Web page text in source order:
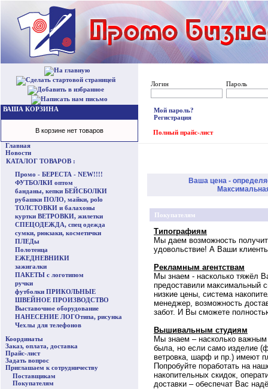
ВАША КОРЗИНА
В корзине нет товаров
Главная
Новости
КАТАЛОГ ТОВАРОВ :
Промо - БЕРЕСТА - NEW!!!!
ФУТБОЛКИ оптом
банданы, кепки БЕЙСБОЛКИ
рубашки ПОЛО, майки, polo
ТОЛСТОВКИ и балахоны
куртки ВЕТРОВКИ, жилетки
СПЕЦОДЕЖДА, спец одежда
сумки, рюкзаки, косметички
ПЛЕДы
Полотенца
ЕЖЕДНЕВНИКИ
зажигалки
ПАКЕТЫ с логотипом
ручки
футболки ПРИКОЛЬНЫЕ
ШВЕЙНОЕ ПРОИЗВОДСТВО
Выставочное оборудование
НАНЕСЕНИЕ ЛОГОтипа, рисунка
Чехлы для телефонов
Координаты
Заказ, оплата, доставка
Прайс-лист
Задать вопрос
Приглашаем к сотрудничеству
Поставщикам
Покупателям
Логин Пароль
Мой пароль?
Регистрация
Полный прайс-лист
Ваша цена -
Покупателям
Типографиям
Мы даем возможность
удовольствие! А Ваши
Рекламным агентствам
Мы знаем - насколько тяжёл
предоставили максимальный
низкие цены, система
менеджер, возможность
забот. И Вы сможете
Вышивальным студиям
Мы знаем – насколько важным
была, но если само изделие
ветровка, шарф и пр.) имеют
Попробуйте поработать на
накопительных скидок,
доставки – обеспечат Вас